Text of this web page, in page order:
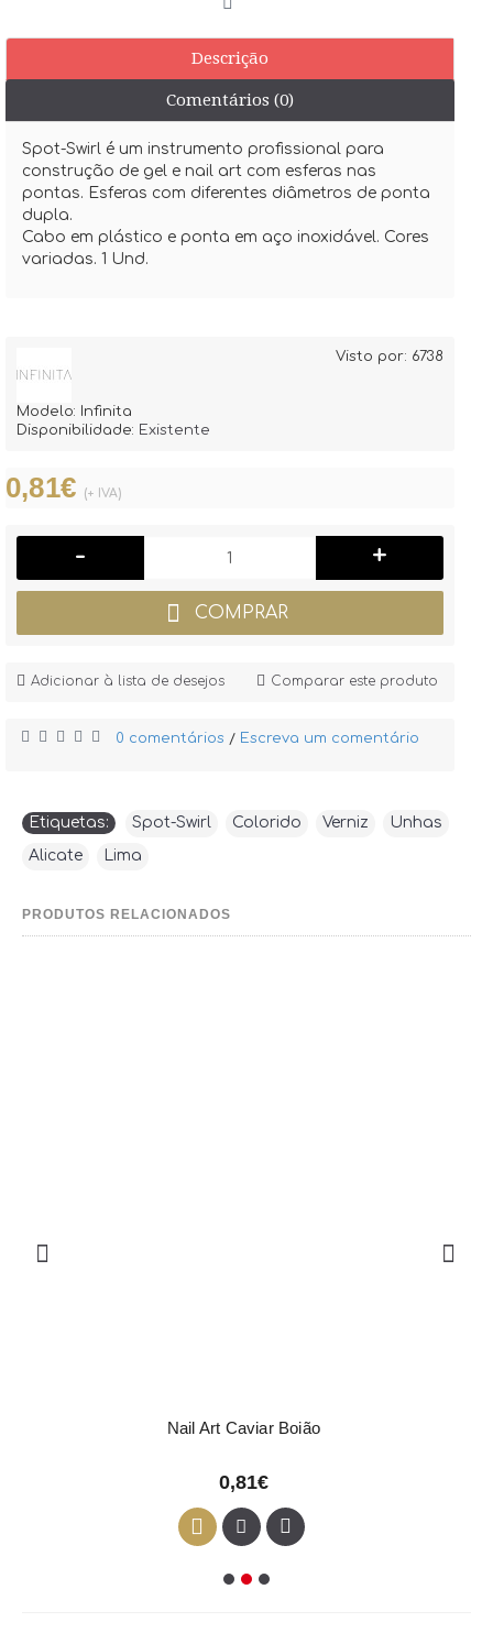
Descrição
Comentários (0)
Spot-Swirl é um instrumento profissional para
construção de gel e nail art com esferas nas
pontas. Esferas com diferentes diâmetros de ponta
dupla.
Cabo em plástico e ponta em aço inoxidável. Cores
variadas. 1 Und.
Visto por: 6738
Modelo: Infinita
Disponibilidade: Existente
0,81€ (+ IVA)
- +
COMPRAR
Adicionar à lista de desejos Comparar este produto
0 comentários / Escreva um comentário
Etiquetas: Spot-Swirl Colorido Verniz Unhas
Alicate
Lima
PRODUTOS RELACIONADOS
Nail Art Caviar Boião